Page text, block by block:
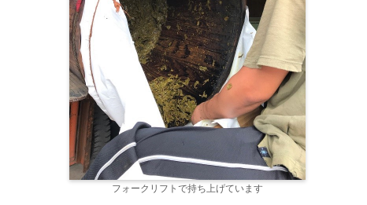
フォークリフトで持ち上げています